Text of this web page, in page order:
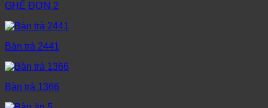
GHẾ ĐƠN 2
Bàn trà 2441
Bàn trà 1366